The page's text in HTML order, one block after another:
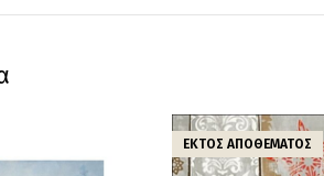
ΕΚΤΌΣ ΑΠΟΘΈΜΑΤΟΣ